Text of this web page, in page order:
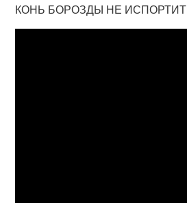
КОНЬ БОРОЗДЫ НЕ ИСПОРТИТ